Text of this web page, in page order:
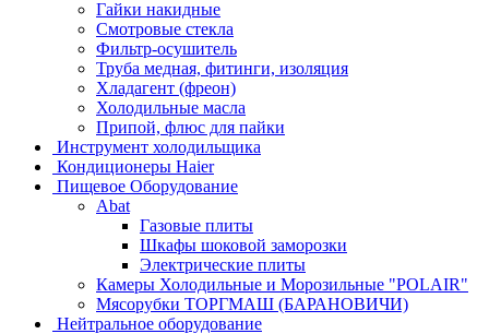
Гайки накидные
Смотровые стекла
Фильтр-осушитель
Труба медная, фитинги, изоляция
Хладагент (фреон)
Холодильные масла
Припой, флюс для пайки
Инструмент холодильщика
Кондиционеры Haier
Пищевое Оборудование
Abat
Газовые плиты
Шкафы шоковой заморозки
Электрические плиты
Камеры Холодильные и Морозильные "POLAIR"
Мясорубки ТОРГМАШ (БАРАНОВИЧИ)
Нейтральное оборудование